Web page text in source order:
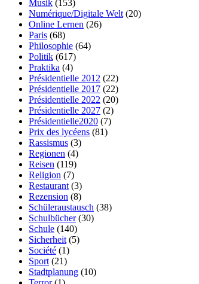
Musik (153)
Numérique/Digitale Welt (20)
Online Lernen (26)
Paris (68)
Philosophie (64)
Politik (617)
Praktika (4)
Présidentielle 2012 (22)
Présidentielle 2017 (22)
Présidentielle 2022 (20)
Présidentielle 2027 (2)
Présidentielle2020 (7)
Prix des lycéens (81)
Rassismus (3)
Regionen (4)
Reisen (119)
Religion (7)
Restaurant (3)
Rezension (8)
Schüleraustausch (38)
Schulbücher(30)
Schule (140)
Sicherheit (5)
Société (1)
Sport (21)
Stadtplanung (10)